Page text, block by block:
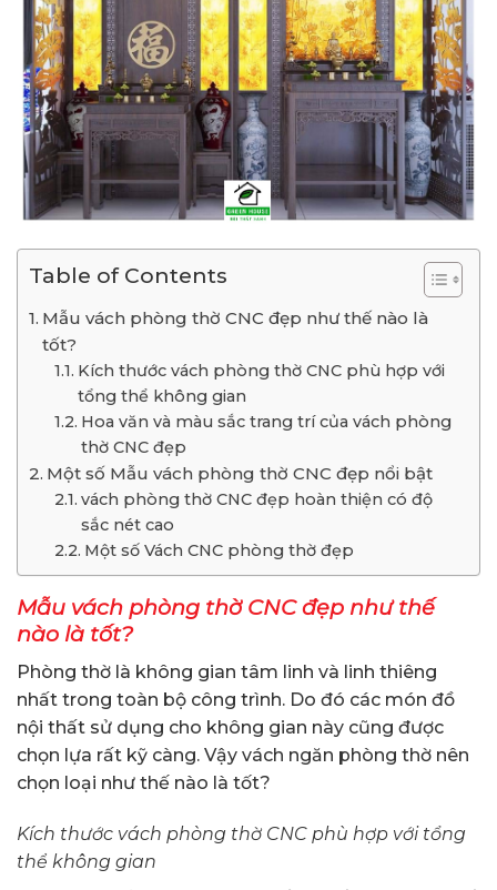
Table of Contents
Mẫu vách phòng thờ CNC đẹp như thế nào là
tốt?
Kích thước vách phòng thờ CNC phù hợp với
tổng thể không gian
Hoa văn và màu sắc trang trí của vách phòng
thờ CNC đẹp
Một số Mẫu vách phòng thờ CNC đẹp nổi bật
vách phòng thờ CNC đẹp hoàn thiện có độ
sắc nét cao
Một số Vách CNC phòng thờ đẹp
Mẫu vách phòng thờ CNC đẹp như thế
nào là tốt?
Phòng thờ là không gian tâm linh và linh thiêng
nhất trong toàn bộ công trình. Do đó các món đồ
nội thất sử dụng cho không gian này cũng được
chọn lựa rất kỹ càng. Vậy vách ngăn phòng thờ nên
chọn loại như thế nào là tốt?
Kích thước vách phòng thờ CNC phù hợp với tổng
thể không gian